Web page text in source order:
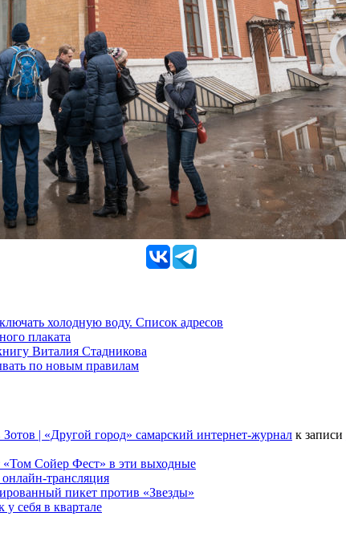
холодную воду. Список адресов
плаката
Виталия Стадникова
по новым правилам
| «Другой город» самарский интернет-журнал к записи
«Том Сойер Фест» в эти выходные
трансляция
пикет против «Звезды»
себя в квартале